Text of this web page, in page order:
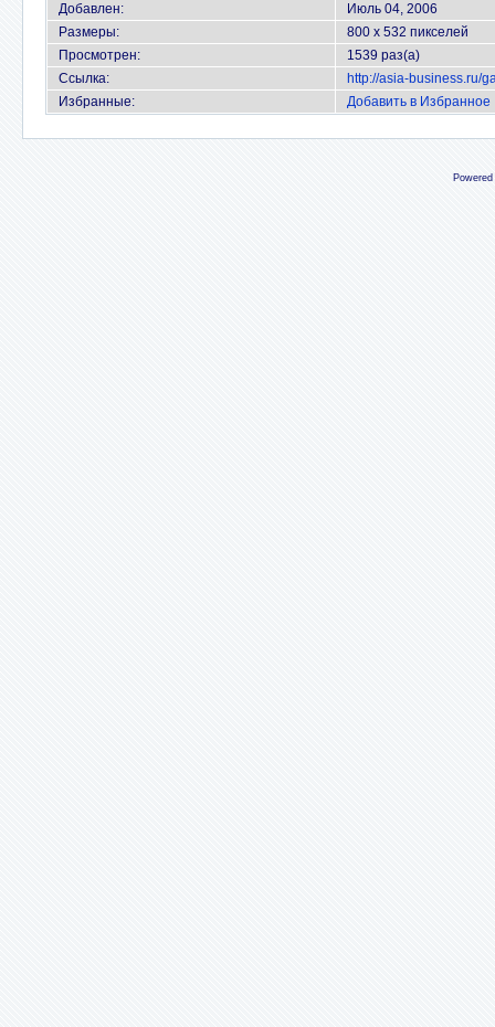
Добавлен:
Июль 04, 2006
Размеры:
800 x 532 пикселей
Просмотрен:
1539 раз(а)
Ссылка:
http://asia-business.ru/
Избранные:
Добавить в Избранное